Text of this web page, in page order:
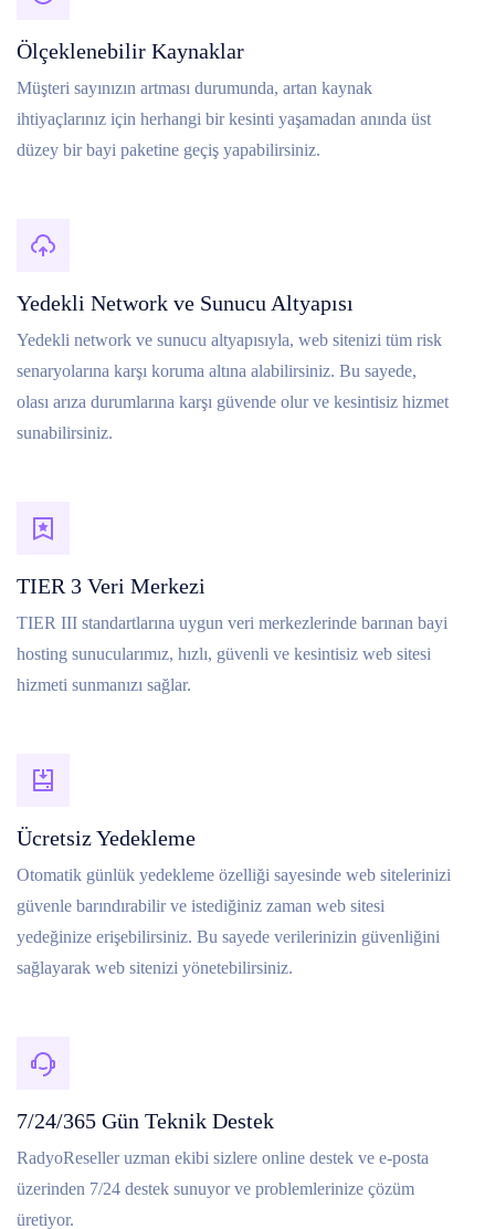
Ölçeklenebilir Kaynaklar
Müşteri sayınızın artması durumunda, artan kaynak
ihtiyaçlarınız için herhangi bir kesinti yaşamadan anında üst
düzey bir bayi paketine geçiş yapabilirsiniz.
Yedekli Network ve Sunucu Altyapısı
Yedekli network ve sunucu altyapısıyla, web sitenizi tüm risk
senaryolarına karşı koruma altına alabilirsiniz. Bu sayede,
olası arıza durumlarına karşı güvende olur ve kesintisiz hizmet
sunabilirsiniz.
TIER 3 Veri Merkezi
TIER III standartlarına uygun veri merkezlerinde barınan bayi
hosting sunucularımız, hızlı, güvenli ve kesintisiz web sitesi
hizmeti sunmanızı sağlar.
Ücretsiz Yedekleme
Otomatik günlük yedekleme özelliği sayesinde web sitelerinizi
güvenle barındırabilir ve istediğiniz zaman web sitesi
yedeğinize erişebilirsiniz. Bu sayede verilerinizin güvenliğini
sağlayarak web sitenizi yönetebilirsiniz.
7/24/365 Gün Teknik Destek
RadyoReseller uzman ekibi sizlere online destek ve e-posta
üzerinden 7/24 destek sunuyor ve problemlerinize çözüm
üretiyor.